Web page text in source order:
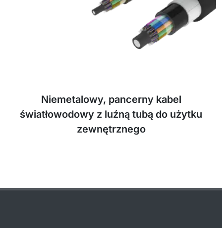
Niemetalowy, pancerny kabel
światłowodowy z luźną tubą do użytku
zewnętrznego